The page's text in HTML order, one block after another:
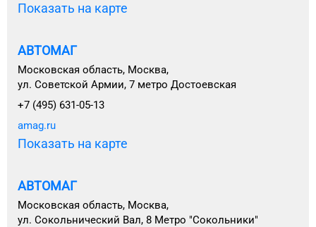
Показать на карте
АВТОМАГ
Московская область, Москва,
ул. Советской Армии, 7 метро Достоевская
+7 (495) 631-05-13
amag.ru
Показать на карте
АВТОМАГ
Московская область, Москва,
ул. Сокольнический Вал, 8 Метро "Сокольники"